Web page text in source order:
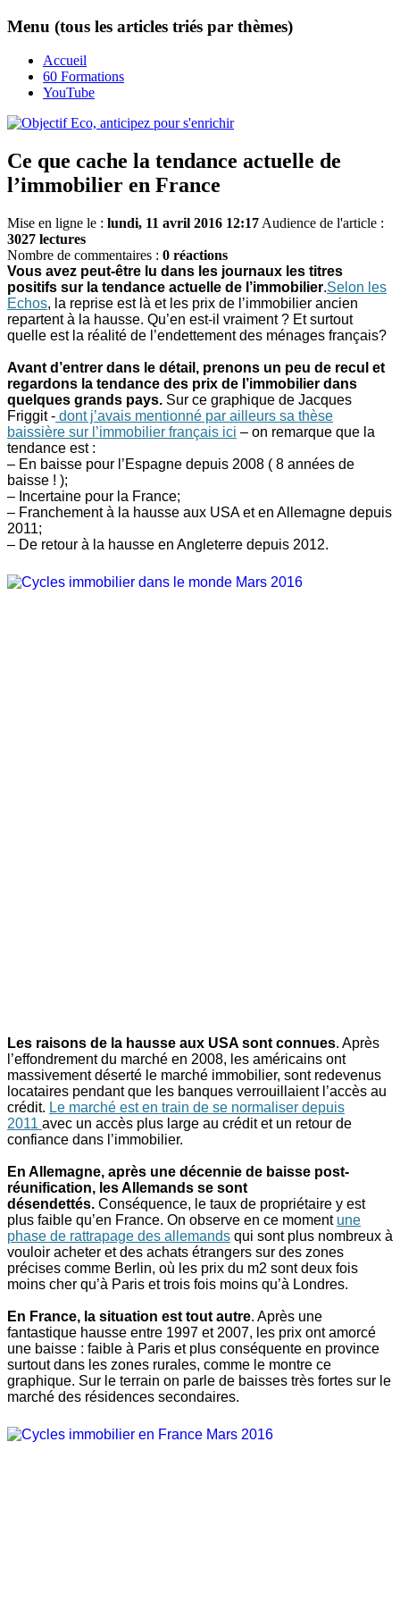
Menu (tous les articles triés par thèmes)
Accueil
60 Formations
YouTube
Ce que cache la tendance actuelle de
l’immobilier en France
Mise en ligne le : lundi, 11 avril 2016 12:17 Audience de l'article :
3027 lectures
Nombre de commentaires : 0 réactions
Vous avez peut-être lu dans les journaux les titres
positifs sur la tendance actuelle de l’immobilier.Selon les
Echos, la reprise est là et les prix de l’immobilier ancien
repartent à la hausse. Qu’en est-il vraiment ? Et surtout
quelle est la réalité de l’endettement des ménages français?
Avant d’entrer dans le détail, prenons un peu de recul et
regardons la tendance des prix de l’immobilier dans
quelques grands pays. Sur ce graphique de Jacques
Friggit - dont j’avais mentionné par ailleurs sa thèse
baissière sur l’immobilier français ici – on remarque que la
tendance est :
– En baisse pour l’Espagne depuis 2008 ( 8 années de
baisse ! );
– Incertaine pour la France;
– Franchement à la hausse aux USA et en Allemagne depuis
2011;
– De retour à la hausse en Angleterre depuis 2012.
Les raisons de la hausse aux USA sont connues. Après
l’effondrement du marché en 2008, les américains ont
massivement déserté le marché immobilier, sont redevenus
locataires pendant que les banques verrouillaient l’accès au
crédit. Le marché est en train de se normaliser depuis
2011 avec un accès plus large au crédit et un retour de
confiance dans l’immobilier.
En Allemagne, après une décennie de baisse post-
réunification, les Allemands se sont
désendettés. Conséquence, le taux de propriétaire y est
plus faible qu’en France. On observe en ce moment une
phase de rattrapage des allemands qui sont plus nombreux à
vouloir acheter et des achats étrangers sur des zones
précises comme Berlin, où les prix du m2 sont deux fois
moins cher qu’à Paris et trois fois moins qu’à Londres.
En France, la situation est tout autre. Après une
fantastique hausse entre 1997 et 2007, les prix ont amorcé
une baisse : faible à Paris et plus conséquente en province
surtout dans les zones rurales, comme le montre ce
graphique. Sur le terrain on parle de baisses très fortes sur le
marché des résidences secondaires.